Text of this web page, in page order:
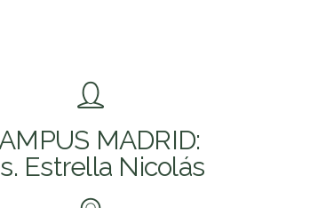
MADRID:
Estrella Nicolás